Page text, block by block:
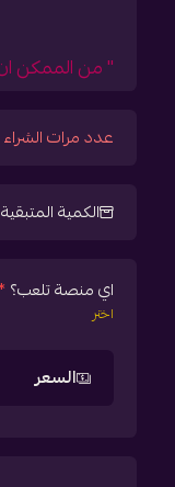
" من الممكن ان
عدد مرات الشراء
الكمية المتبقية
اي منصة تلعب؟
اختر
السعر